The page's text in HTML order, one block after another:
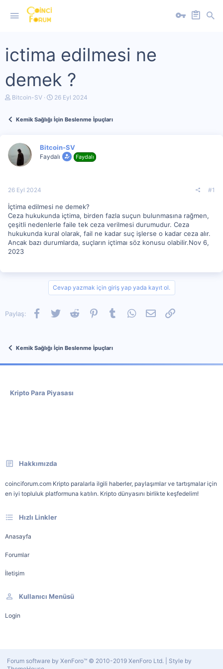
ictima edilmesi ne
demek ?
K
u
b
ş
a
Bitcoin-SV
B
l
g
ç
26 Eyl 2024
Kemik Sağlığı İçin Beslenme İpuçları
Bitcoin-SV
Faydalı Faydalı
26 Eyl 2024 #1
İçtima edilmesi ne demek?
Ceza hukukunda içtima, birden fazla suçun bulunmasına rağmen,
çeşitli nedenlerle faile tek ceza verilmesi durumudur. Ceza
hukukunda kural olarak, fail ne kadar suç işlerse o kadar ceza alır.
Ancak bazı durumlarda, suçların içtimaı söz konusu olabilir.Nov 6,
2023
Cevap yazmak için giriş yap yada kayıt ol.
Paylaş: Facebook
TwitterReddit PinterestTumblrWhatsApp
E-postaLink
Kemik Sağlığı İçin Beslenme İpuçları
Kripto Para Piyasası
Hakkımızda
coinciforum.com Kripto paralarla ilgili haberler, paylaşımlar ve tartışmalar için
en iyi topluluk platformuna katılın. Kripto dünyasını birlikte keşfedelim!
Hızlı Linkler
Anasayfa
Forumlar
İletişim
Kullanıcı Menüsü
Login
Forum software by XenForo™ © 2010-2019 XenForo Ltd.
Style by